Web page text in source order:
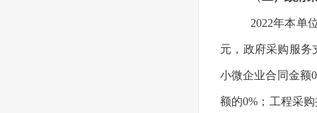
2022年本单
元，政府采购服务
小微企业合同金额
额的0%；工程采